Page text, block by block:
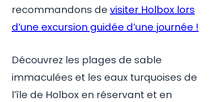
recommandons de visiter Holbox lors
d’une excursion guidée d’une journée !
Découvrez les plages de sable
immaculées et les eaux turquoises de
l’île de Holbox en réservant et en